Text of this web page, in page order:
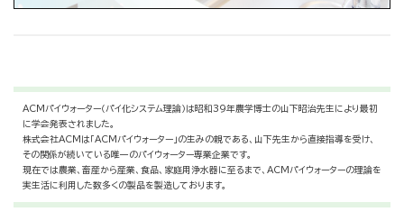
ACMパイウォーター（パイ化システム理論）は昭和39年農学博士の山下昭治先生により最初
に学会発表されました。
株式会社ACMは「ACMパイウォーター」の生みの親である、山下先生から直接指導を受け、
その関係が続いている唯一のパイウォーター専業企業です。
現在では農業、畜産から産業、食品、家庭用浄水器に至るまで、ACMパイウォーターの理論を
実生活に利用した数多くの製品を製造しております。